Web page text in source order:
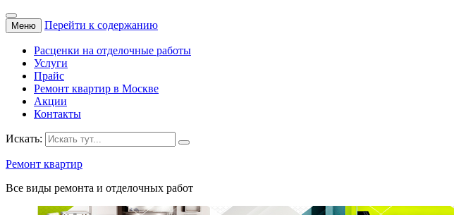
Меню Перейти к содержанию
Расценки на отделочные работы
Услуги
Прайс
Ремонт квартир в Москве
Акции
Контакты
Искать:
Ремонт квартир
Все виды ремонта и отделочных работ